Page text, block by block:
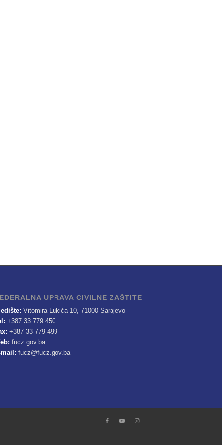
UPRAVA CIVILNE ZAŠTITE
Vitomira Lukića 10, 71000 Sarajevo
+387 33 779 450
+387 33 779 499
fucz.gov.ba
mail: fucz@fucz.gov.ba